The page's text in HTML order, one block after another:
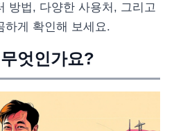
방법, 다양한 사용처, 그리고
하게 확인해 보세요.
엇인가요?